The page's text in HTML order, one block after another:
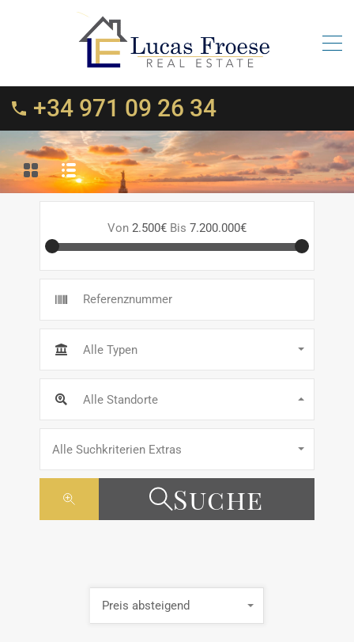
+34 971 09 26 34
Von 2.500€ Bis 7.200.000€
Alle Typen
Alle Standorte
Alle Suchkriterien Extras
Suche
Preis absteigend